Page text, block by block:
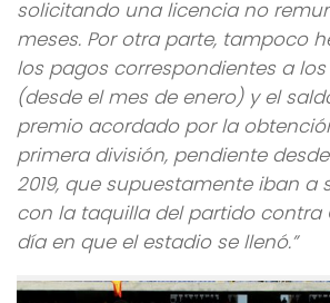
solicitando una licencia no
meses. Por otra parte, tampoco
los pagos correspondientes a
(desde el mes de enero) y el
premio acordado por la
primera división, pendiente
2019, que supuestamente iban a
con la taquilla del partido contra
día en que el estadio se llenó.”